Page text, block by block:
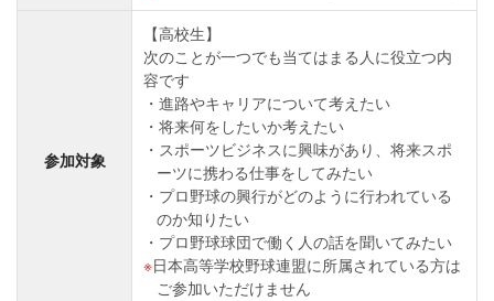
参加対象
【高校生】
次のことが一つでも当てはまる人に役立つ内
容です
進路やキャリアについて考えたい
将来何をしたいか考えたい
スポーツビジネスに興味があり、将来スポ
ーツに携わる仕事をしてみたい
プロ野球の興行がどのように行われている
のか知りたい
プロ野球球団で働く人の話を聞いてみたい
日本高等学校野球連盟に所属されている方は
ご参加いただけません